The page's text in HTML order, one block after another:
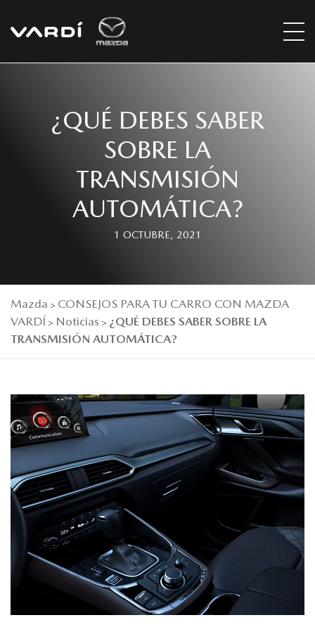
¿QUÉ DEBES SABER
SOBRE LA
TRANSMISIÓN
AUTOMÁTICA?
1 OCTUBRE, 2021
Mazda > CONSEJOS PARA TU CARRO CON MAZDA
VARDÍ > Noticias > ¿QUÉ DEBES SABER SOBRE LA
TRANSMISIÓN AUTOMÁTICA?